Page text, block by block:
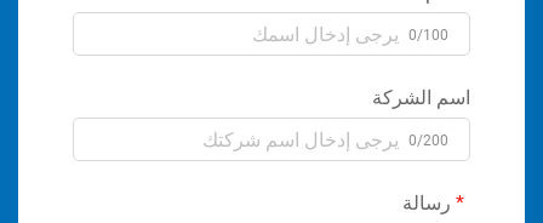
0/100
اسم الشركة
0/200
رسالة